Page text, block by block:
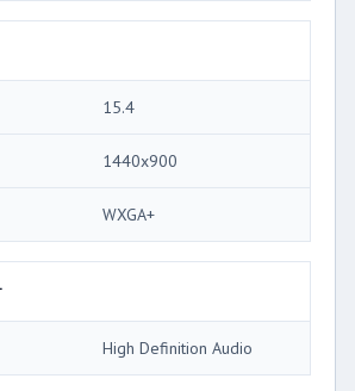
15.4
1440x900
WXGA+
High Definition Audio